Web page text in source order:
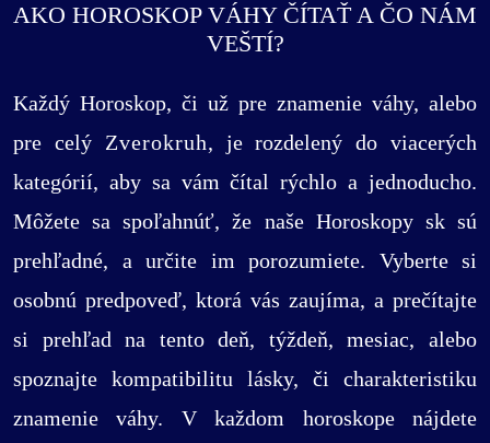
AKO HOROSKOP VÁHY ČÍTAŤ A ČO NÁM
VEŠTÍ?
Každý Horoskop, či už pre znamenie váhy, alebo
pre celý Zverokruh, je rozdelený do viacerých
kategórií, aby sa vám čítal rýchlo a jednoducho.
Môžete sa spoľahnúť, že naše Horoskopy sk sú
prehľadné, a určite im porozumiete. Vyberte si
osobnú predpoveď, ktorá vás zaujíma, a prečítajte
si prehľad na tento deň, týždeň, mesiac, alebo
spoznajte kompatibilitu lásky, či charakteristiku
znamenie váhy. V každom horoskope nájdete